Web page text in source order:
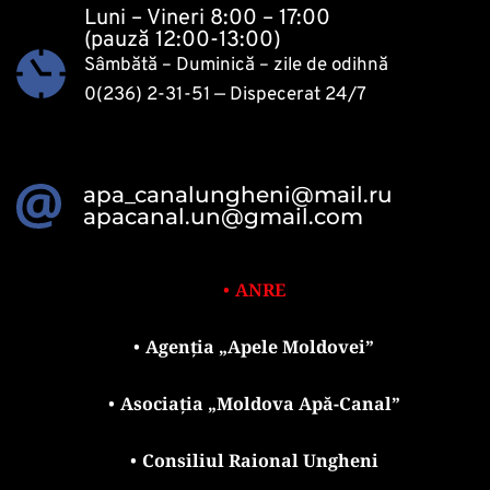
Luni – Vineri 8:00 – 17:00
(pauză 12:00-13:00)
Sâmbătă – Duminică – zile de odihnă
0(236) 2-31-51 — Dispecerat 24/7
apa_canalungheni@mail.ru
apacanal.un@gmail.com
ANRE
Agenția „Apele Moldovei”
Asociația „Moldova Apă-Canal”
Consiliul Raional Ungheni